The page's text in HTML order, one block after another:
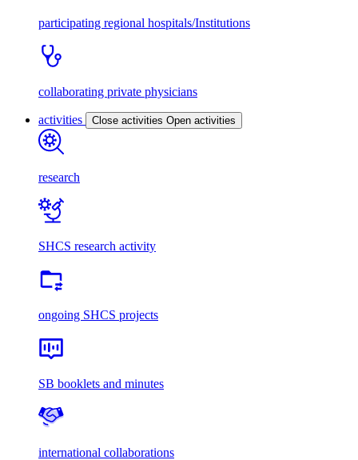
participating regional hospitals/Institutions
collaborating private physicians
activities Close activities Open activities
research
SHCS research activity
ongoing SHCS projects
SB booklets and minutes
international collaborations